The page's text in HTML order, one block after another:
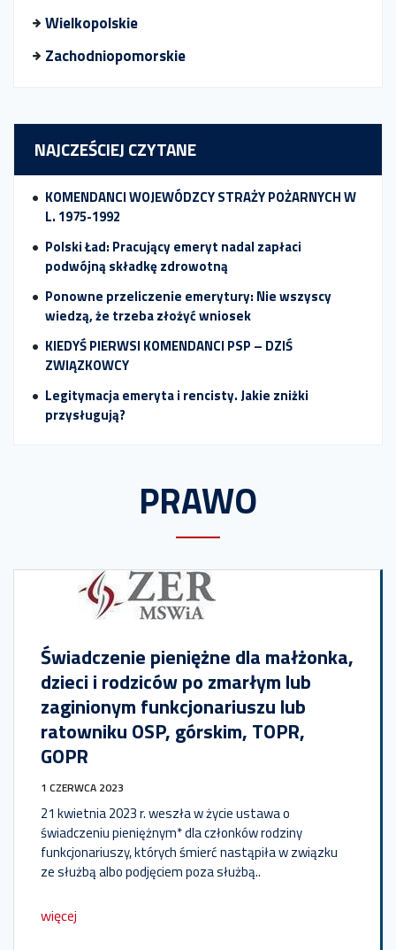
Wielkopolskie
Zachodniopomorskie
NAJCZEŚCIEJ CZYTANE
KOMENDANCI WOJEWÓDZCY STRAŻY POŻARNYCH W
L. 1975-1992
Polski Ład: Pracujący emeryt nadal zapłaci
podwójną składkę zdrowotną
Ponowne przeliczenie emerytury: Nie wszyscy
wiedzą, że trzeba złożyć wniosek
KIEDYŚ PIERWSI KOMENDANCI PSP – DZIŚ
ZWIĄZKOWCY
Legitymacja emeryta i rencisty. Jakie zniżki
przysługują?
PRAWO
Świadczenie pieniężne dla małżonka,
dzieci i rodziców po zmarłym lub
zaginionym funkcjonariuszu lub
ratowniku OSP, górskim, TOPR,
GOPR
1 CZERWCA 2023
21 kwietnia 2023 r. weszła w życie ustawa o
świadczeniu pieniężnym* dla członków rodziny
funkcjonariuszy, których śmierć nastąpiła w związku
ze służbą albo podjęciem poza służbą..
więcej